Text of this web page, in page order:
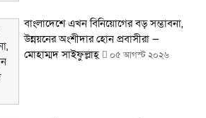
বাংলাদেশে এখন বিনিয়োগের বড় সম্ভাবনা,
উন্নয়নের অংশীদার হোন প্রবাসীরা —
মোহাম্মদ সাইফুল্লাহ্
০৫ আগস্ট ২০২৬